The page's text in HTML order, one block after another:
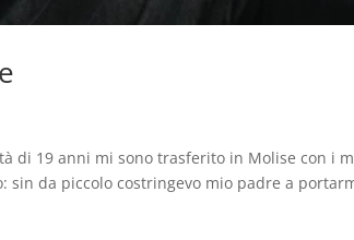
di 19 anni mi sono trasferito in Molise con i
sin da piccolo costringevo mio padre a